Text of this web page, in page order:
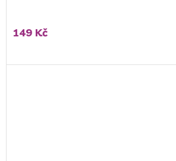
149 Kč